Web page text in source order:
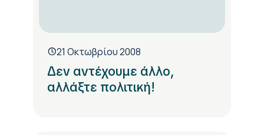
21 Οκτωβρίου 2008
Δεν αντέχουμε άλλο,
αλλάξτε πολιτική!